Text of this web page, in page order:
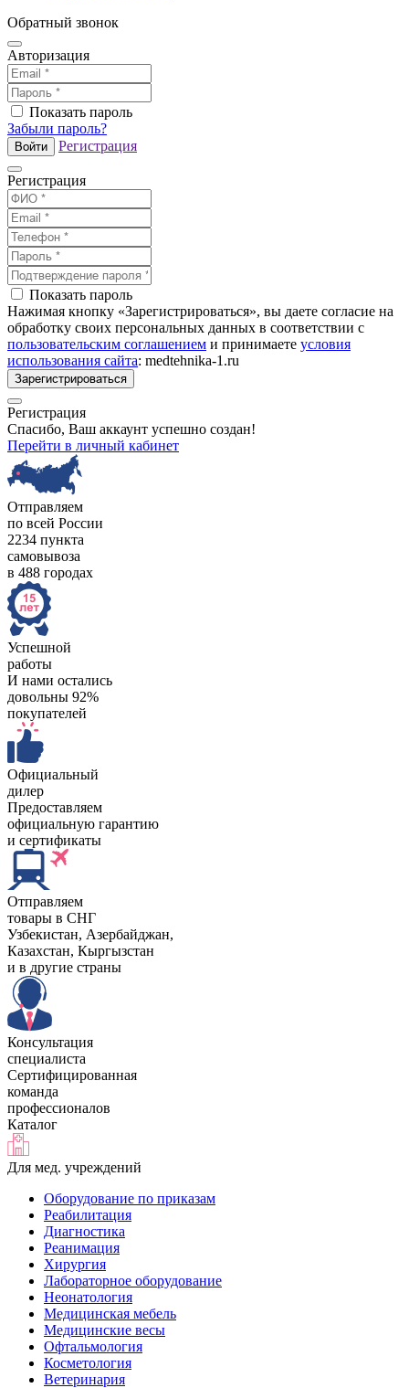
Обратный звонок
Авторизация
Показать пароль
Забыли пароль?
Войти Регистрация
Регистрация
Показать пароль
Нажимая кнопку «Зарегистрироваться», вы даете согласие на
обработку своих персональных данных в соответствии с
пользовательским соглашением и принимаете условия
использования сайта: medtehnika-1.ru
Зарегистрироваться
Регистрация
Спасибо, Ваш аккаунт успешно создан!
Перейти в личный кабинет
Отправляем
по всей России
2234 пункта
самовывоза
в 488 городах
Успешной
работы
И нами остались
довольны 92%
покупателей
Официальный
дилер
Предоставляем
официальную гарантию
и сертификаты
Отправляем
товары в СНГ
Узбекистан, Aзербайджан,
Казахстан, Кыргызстан
и в другие страны
Консультация
специалиста
Сертифицированная
команда
профессионалов
Каталог
Для мед. учреждений
Оборудование по приказам
Реабилитация
Диагностика
Реанимация
Хирургия
Лабораторное оборудование
Неонатология
Медицинская мебель
Медицинские весы
Офтальмология
Косметология
Ветеринария